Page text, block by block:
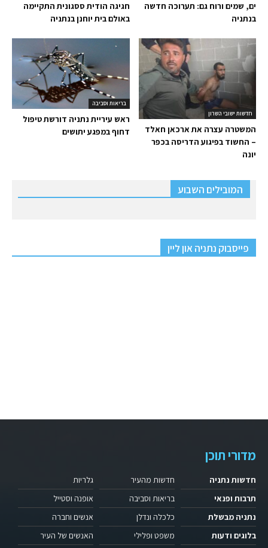
חגיגה הודית ססגונית התקיימה
באולם בית יוחנן בנתניה
ים, שמים ורוח גם: תערוכה חדשה
בנתניה
בריאות וסביבה
ראש עיריית נתניה דורשת טיפול
דחוף במפגע יתושים
חדשות ישובי השרון
המשטרה עצרה את ארכאן חאלד
– החשוד בפיגוע הדריסה בכפר
יונה
המובילים השבוע
פייסבוק נתניה און ליין
מדורי תוכן
חדשות נתניה
תרבות ופנאי
נתניה מבשלת
בלוגים ודעות
חדשות מהעיר
בריאות וסביבה
כלכלה ונדלן
משפט ופלילי
גלריות
אופנה וסטייל
אנשים וחברה
האנשים של העיר